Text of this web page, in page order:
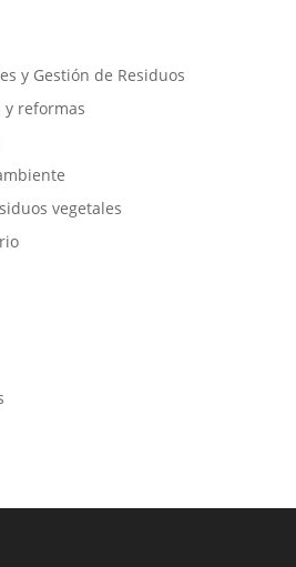
y Gestión de Residuos
y reformas
vegetales